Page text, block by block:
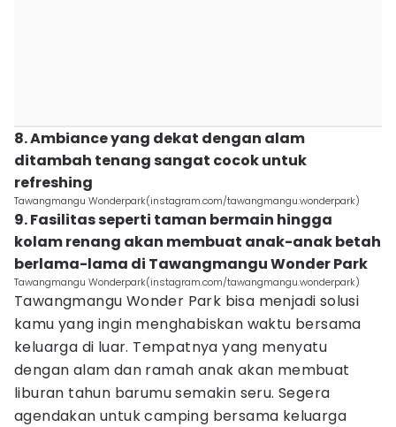
8. Ambiance yang dekat dengan alam
ditambah tenang sangat cocok untuk
refreshing
Tawangmangu Wonderpark(instagram.com/tawangmangu.wonderpark)
9. Fasilitas seperti taman bermain hingga
kolam renang akan membuat anak-anak betah
berlama-lama di Tawangmangu Wonder Park
Tawangmangu Wonderpark(instagram.com/tawangmangu.wonderpark)
Tawangmangu Wonder Park bisa menjadi solusi
kamu yang ingin menghabiskan waktu bersama
keluarga di luar. Tempatnya yang menyatu
dengan alam dan ramah anak akan membuat
liburan tahun barumu semakin seru. Segera
agendakan untuk camping bersama keluarga